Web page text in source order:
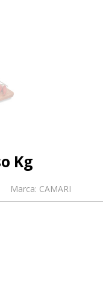
Kg
Marca: CAMARI